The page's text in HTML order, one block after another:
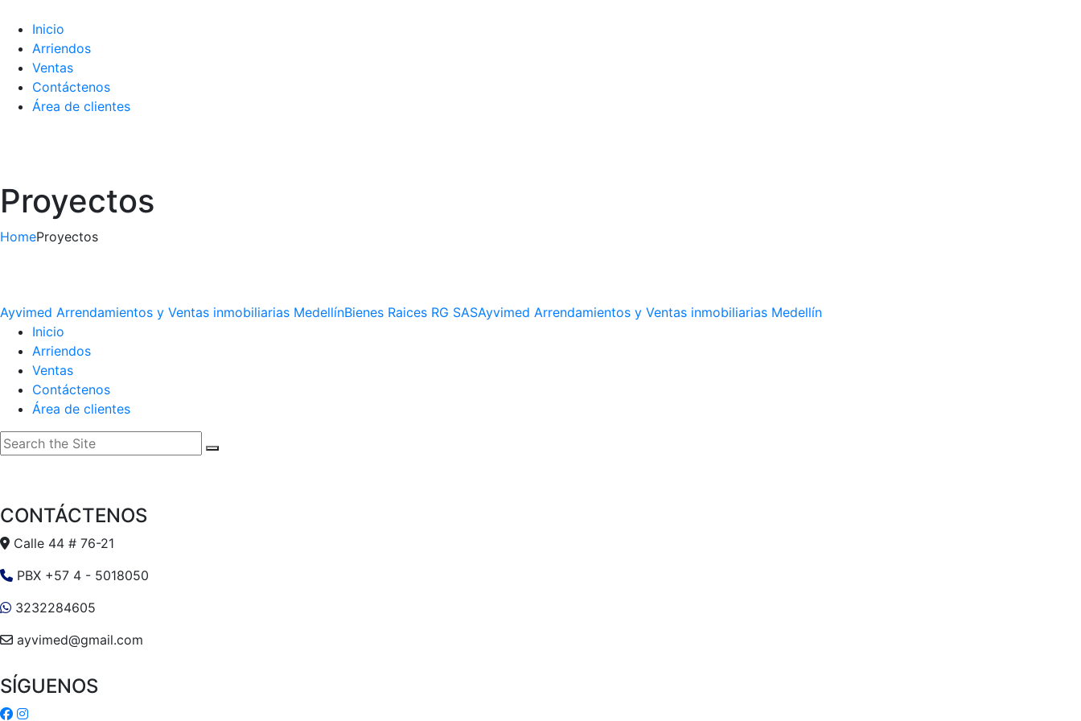
Inicio
Arriendos
Ventas
Contáctenos
Área de clientes
Proyectos
HomeProyectos
Ayvimed Arrendamientos y Ventas inmobiliarias MedellínBienes Raices RG SASAyvimed Arrendamientos y Ventas inmobiliarias Medellín
Inicio
Arriendos
Ventas
Contáctenos
Área de clientes
CONTÁCTENOS
Calle 44 # 76-21
PBX +57 4 - 5018050
3232284605
ayvimed@gmail.com
SÍGUENOS